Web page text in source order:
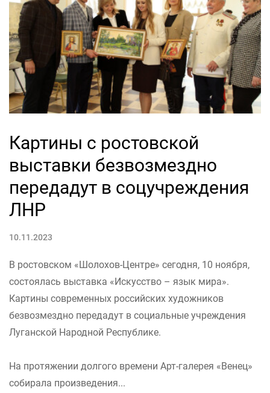
Картины с ростовской
выставки безвозмездно
передадут в соцучреждения
ЛНР
10.11.2023
В ростовском «Шолохов-Центре» сегодня, 10 ноября,
состоялась выставка «Искусство – язык мира».
Картины современных российских художников
безвозмездно передадут в социальные учреждения
Луганской Народной Республике.
На протяжении долгого времени Арт-галерея «Венец»
собирала произведения...